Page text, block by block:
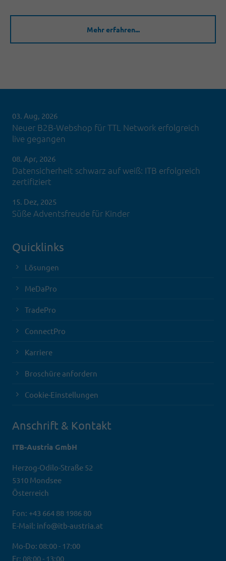
Mehr erfahren...
03. Aug, 2026
Neuer B2B-Webshop für TTL Network erfolgreich
live gegangen
08. Apr, 2026
Datensicherheit schwarz auf weiß: ITB erfolgreich
zertifiziert
15. Dez, 2025
Süße Adventsfreude für Kinder
Quicklinks
Lösungen
MeDaPro
TradePro
ConnectPro
Karriere
Broschüre anfordern
Cookie-Einstellungen
Anschrift & Kontakt
ITB-Austria GmbH
Herzog-Odilo-Straße 52
5310 Mondsee
Österreich
Fon: +43 664 88 1986 80
E-Mail: info@itb-austria.at
Mo-Do: 08:00 - 17:00
Fr: 08:00 - 13:00